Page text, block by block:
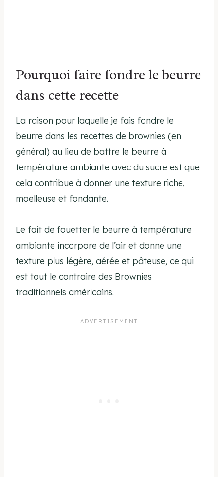
Pourquoi faire fondre le beurre
dans cette recette
La raison pour laquelle je fais fondre le
beurre dans les recettes de brownies (en
général) au lieu de battre le beurre à
température ambiante avec du sucre est que
cela contribue à donner une texture riche,
moelleuse et fondante.
Le fait de fouetter le beurre à température
ambiante incorpore de l’air et donne une
texture plus légère, aérée et pâteuse, ce qui
est tout le contraire des Brownies
traditionnels américains.